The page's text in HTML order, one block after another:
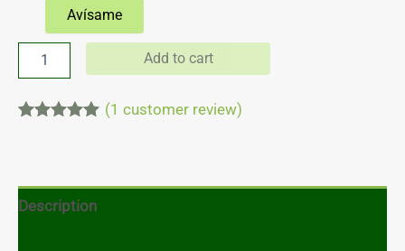
Add to cart
rating
(1 customer review)
Description